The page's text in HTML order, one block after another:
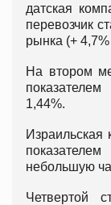
датская
перевозчик
рынка (+ 4,7%
На втором
1,44%.
Израильская
небольшую
Четвертой